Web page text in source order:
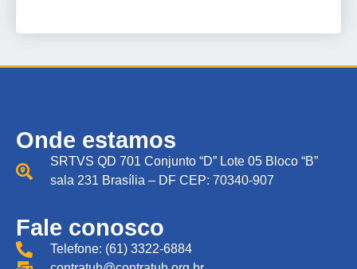
Onde estamos
SRTVS QD 701 Conjunto “D” Lote 05 Bloco “B”
sala 231 Brasília – DF CEP: 70340-907
Fale conosco
Telefone: (61) 3322-6884